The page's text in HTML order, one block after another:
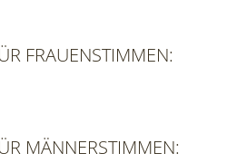
FRAUENSTIMMEN:
MÄNNERSTIMMEN: